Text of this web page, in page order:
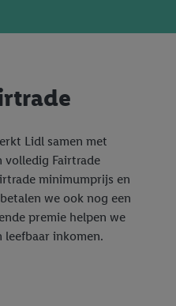
Lidl samen met
volledig Fairtrade
minimumprijs en
we ook nog een
premie helpen we
leefbaar inkomen.